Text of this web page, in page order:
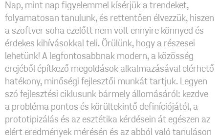
Nap, mint nap figyelemmel kísérjük a trendeket,
folyamatosan tanulunk, és rettentően élvezzük, hiszen
a szoftver soha ezelőtt nem volt ennyire könnyed és
érdekes kihívásokkal teli. Örülünk, hogy a részesei
lehetünk! A legfontosabbnak modern, a közösség
erejéből építkező megoldások alkalmazásával elérhető
hatékony, minőségi fejlesztői munkát tartjuk. Legyen
szó fejlesztési ciklusunk bármely állomásáról: kezdve
a probléma pontos és körültekintő definíciójától, a
prototipizálás és az esztétika kérdésein át egészen az
elért eredmények mérésén és az abból való tanuláson